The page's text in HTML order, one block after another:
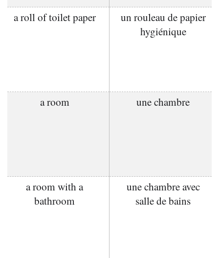
a roll of toilet paper
un rouleau de papier
hygiénique
a room une chambre
a room with a
bathroom
une chambre avec
salle de bains